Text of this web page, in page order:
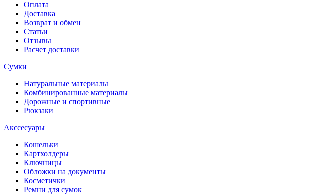
Оплата
Доставка
Возврат и обмен
Статьи
Отзывы
Расчет доставки
Сумки
Натуральные материалы
Комбинированные материалы
Дорожные и спортивные
Рюкзаки
Акссесуары
Кошельки
Картхолдеры
Ключницы
Обложки на документы
Косметички
Ремни для сумок